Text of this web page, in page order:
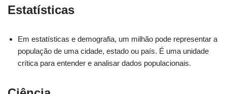
Estatísticas
Em estatísticas e demografia, um milhão pode representar a
população de uma cidade, estado ou país. É uma unidade
crítica para entender e analisar dados populacionais.